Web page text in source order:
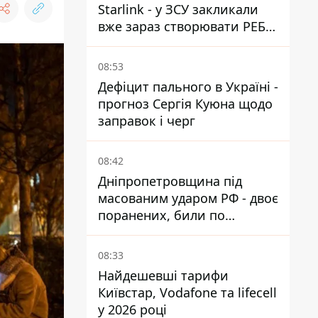
Starlink - у ЗСУ закликали
вже зараз створювати РЕБ
проти нової загрози
08:53
Дефіцит пального в Україні -
прогноз Сергія Куюна щодо
заправок і черг
08:42
Дніпропетровщина під
масованим ударом РФ - двоє
поранених, били по
Нікопольщині та
Синельниківщині
08:33
Найдешевші тарифи
Київстар, Vodafone та lifecell
у 2026 році